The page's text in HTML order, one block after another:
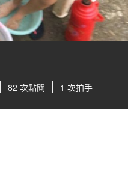
82 次點閱 1 次拍手